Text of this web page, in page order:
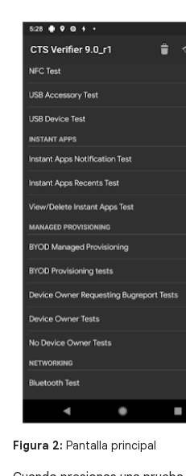
Figura 2: Pantalla principal